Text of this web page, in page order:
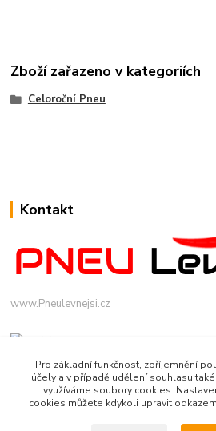
Zboží zařazeno v kategoriích
Celoroční Pneu
Kontakt
www.Pneulevnejsi.cz
info(a)pneulevnejsi.cz
Pro základní funkčnost, zpříjemnění
účely a v případě udělení souhlasu
využíváme soubory cookies.
cookies můžete kdykoli upravit